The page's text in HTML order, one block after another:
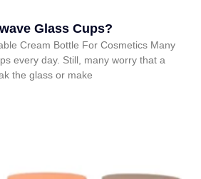
Glass Cups?
Cream Bottle For Cosmetics Many
every day. Still, many worry that a
the glass or make